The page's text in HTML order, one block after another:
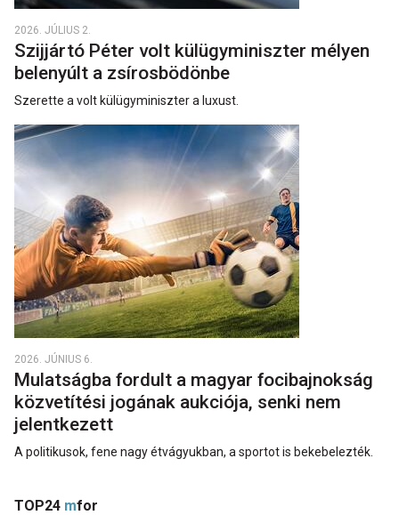
2026. JÚLIUS 2.
Szijjártó Péter volt külügyminiszter mélyen
belenyúlt a zsírosbödönbe
Szerette a volt külügyminiszter a luxust.
2026. JÚNIUS 6.
Mulatságba fordult a magyar focibajnokság
közvetítési jogának aukciója, senki nem
jelentkezett
A politikusok, fene nagy étvágyukban, a sportot is bekebelezték.
TOP24 mfor